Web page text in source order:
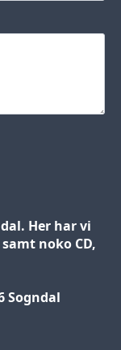
Her har vi
noko CD,
Sogndal